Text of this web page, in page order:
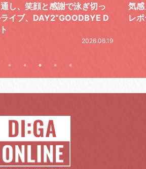
し、笑顔と感謝で泳ぎ切っ
イブ、DAY2“GOODBYE D
2026.06.19
気
レ